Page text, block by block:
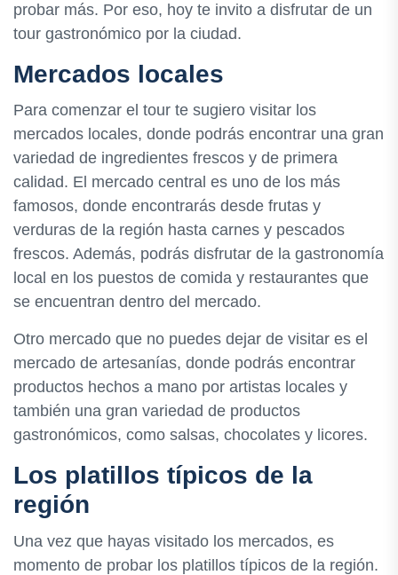
probar más. Por eso, hoy te invito a disfrutar de un
tour gastronómico por la ciudad.
Mercados locales
Para comenzar el tour te sugiero visitar los
mercados locales, donde podrás encontrar una gran
variedad de ingredientes frescos y de primera
calidad. El mercado central es uno de los más
famosos, donde encontrarás desde frutas y
verduras de la región hasta carnes y pescados
frescos. Además, podrás disfrutar de la gastronomía
local en los puestos de comida y restaurantes que
se encuentran dentro del mercado.
Otro mercado que no puedes dejar de visitar es el
mercado de artesanías, donde podrás encontrar
productos hechos a mano por artistas locales y
también una gran variedad de productos
gastronómicos, como salsas, chocolates y licores.
Los platillos típicos de la
región
Una vez que hayas visitado los mercados, es
momento de probar los platillos típicos de la región.